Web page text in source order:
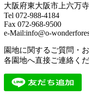
大阪府東大阪市上六万
Tel 072-988-4184
Fax 072-968-9500
e-Mail:info@o-
園地に関するご質問・
各園地へ直接ご連絡くだ